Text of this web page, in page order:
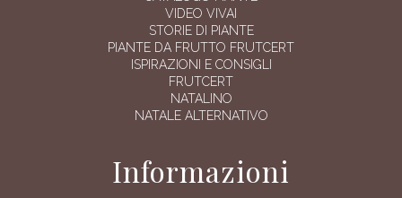
VIDEO VIVAI
STORIE DI PIANTE
PIANTE DA FRUTTO FRUTCERT
ISPIRAZIONI E CONSIGLI
FRUTCERT
NATALINO
NATALE ALTERNATIVO
Informazioni